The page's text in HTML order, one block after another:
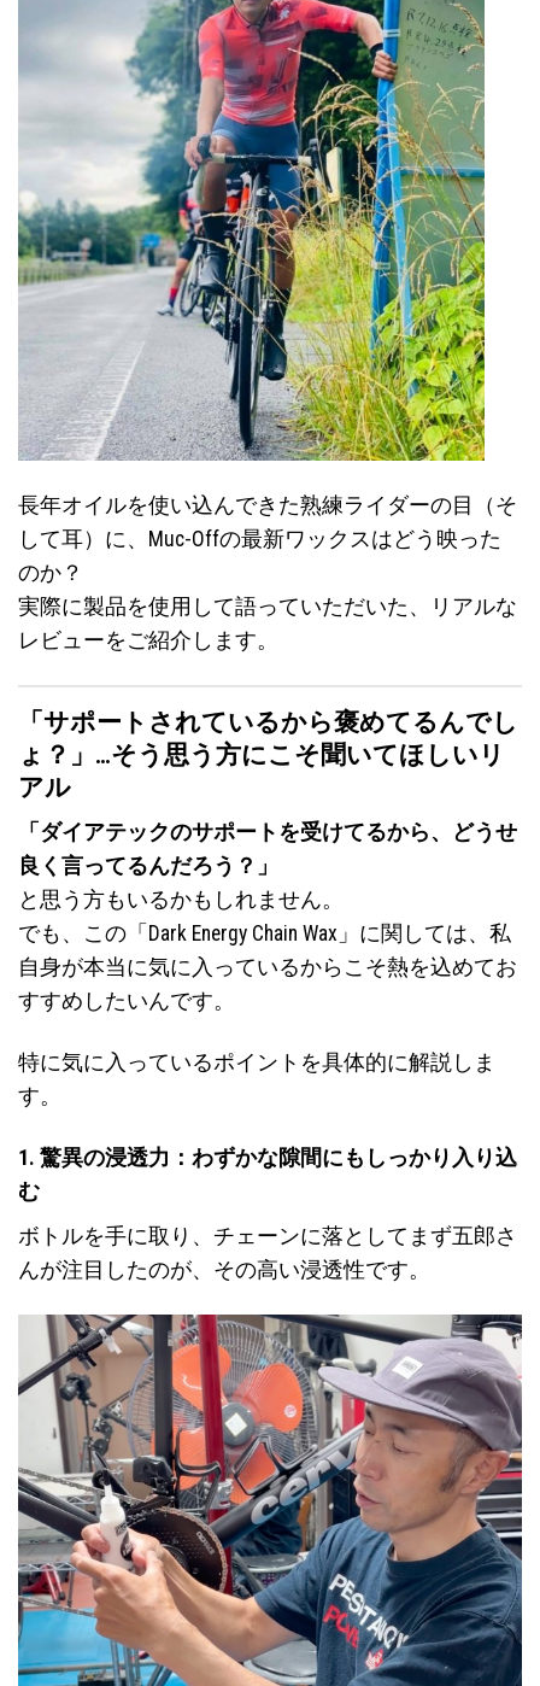
す
長年オイルを使い込んできた熟練ライダーの目（そ
して耳）に、Muc-Offの最新ワックスはどう映った
のか？
実際に製品を使用して語っていただいた、リアルな
レビューをご紹介します。
「サポートされているから褒めてるんでし
ょ？」…そう思う方にこそ聞いてほしいリ
アル
「ダイアテックのサポートを受けてるから、どうせ
良く言ってるんだろう？」
と思う方もいるかもしれません。
でも、この「Dark Energy Chain Wax」に関しては、私
自身が本当に気に入っているからこそ熱を込めてお
すすめしたいんです。
特に気に入っているポイントを具体的に解説しま
す。
1. 驚異の浸透力：わずかな隙間にもしっかり入り込
む
ボトルを手に取り、チェーンに落としてまず五郎さ
んが注目したのが、その高い浸透性です。